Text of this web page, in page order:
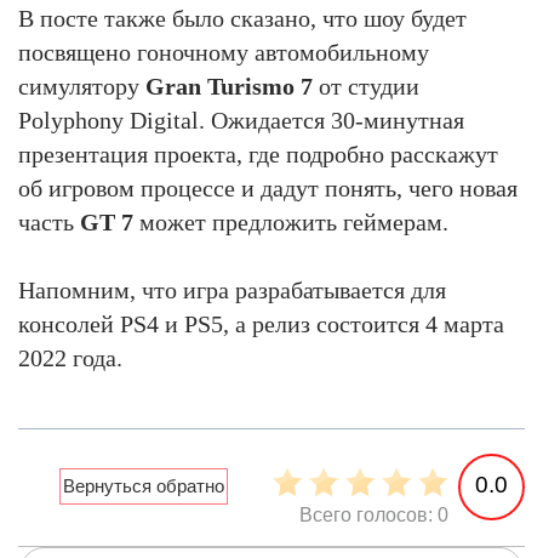
В посте также было сказано, что шоу будет
посвящено гоночному автомобильному
симулятору Gran Turismo 7 от студии
Polyphony Digital. Ожидается 30-минутная
презентация проекта, где подробно расскажут
об игровом процессе и дадут понять, чего новая
часть GT 7 может предложить геймерам.
Напомним, что игра разрабатывается для
консолей PS4 и PS5, а релиз состоится 4 марта
2022 года.
0.0
Всего голосов: 0